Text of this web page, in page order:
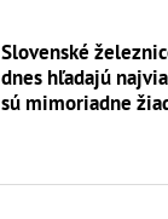
Slovenské
dnes hľadajú
sú mimoriadne